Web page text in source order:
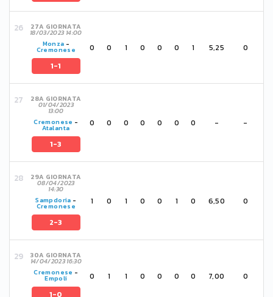
27A GIORNATA
18/03/2023 14:00
Monza -
Cremonese
1-1
0 0 1 0 0 0 1 5,25 0
28A GIORNATA
01/04/2023
13:00
Cremonese -
Atalanta
1-3
0 0 0 0 0 0 0 - -
29A GIORNATA
08/04/2023
14:30
Sampdoria -
Cremonese
2-3
1 0 1 0 0 1 0 6,50 0
30A GIORNATA
14/04/2023 16:30
Cremonese -
Empoli
1-0
0 1 1 0 0 0 0 7,00 0